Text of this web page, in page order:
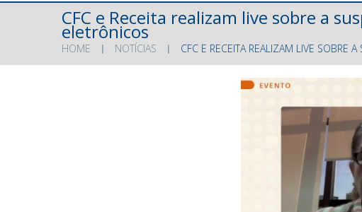
CFC e Receita realizam live sobre a
eletrônicos
HOME NOTÍCIAS CFC E RECEITA REALIZAM LIVE SOBRE